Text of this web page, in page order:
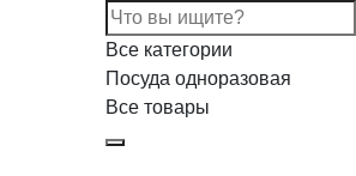
Все категории
Посуда одноразовая
Все товары